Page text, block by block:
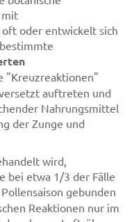
mit
oder entwickelt sich
"Kreuzreaktionen"
auftreten und
Nahrungsmittel
der Zunge und
wird,
bei etwa 1/3 der Fälle
gebunden
Reaktionen nur im